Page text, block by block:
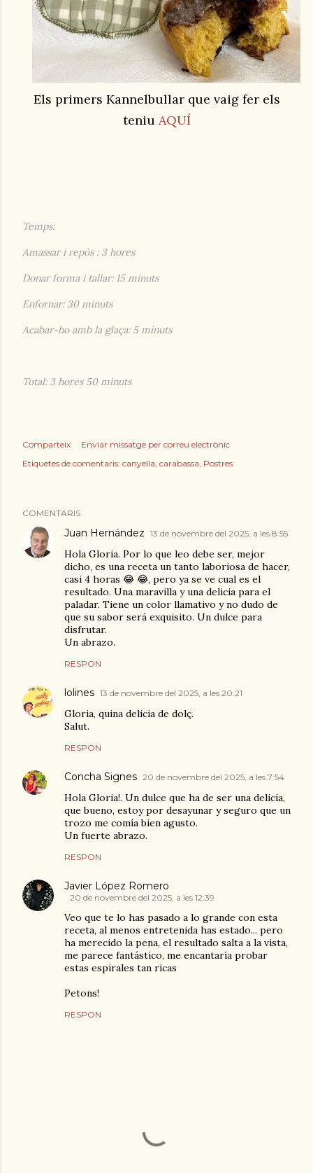
Els primers Kannelbullar que vaig fer els
teniu AQUÍ
Temps:
Amassar i repòs : 3 hores
Donar forma i tallar: 15 minuts
Enfornar: 30 minuts
Acabar-ho amb la glaça: 5 minuts
Total: 3 hores 50 minuts
Comparteix
Enviar missatge per correu electrònic
Etiquetes de comentaris: canyella carabassa Postres
COMENTARIS
Juan Hernández 13 de novembre del 2025, a les 8:55
Hola Gloria. Por lo que leo debe ser, mejor
dicho, es una receta un tanto laboriosa de hacer,
casi 4 horas 😂 😂, pero ya se ve cual es el
resultado. Una maravilla y una delicia para el
paladar. Tiene un color llamativo y no dudo de
que su sabor será exquisito. Un dulce para
disfrutar.
Un abrazo.
RESPON
lolines 13 de novembre del 2025, a les 20:21
Gloria, quina delicia de dolç.
Salut.
RESPON
Concha Signes 20 de novembre del 2025, a les 7:54
Hola Gloria!. Un dulce que ha de ser una delicia,
que bueno, estoy por desayunar y seguro que un
trozo me comía bien agusto.
Un fuerte abrazo.
RESPON
Javier López Romero
20 de novembre del 2025, a les 12:39
Veo que te lo has pasado a lo grande con esta
receta, al menos entretenida has estado... pero
ha merecido la pena, el resultado salta a la vista,
me parece fantástico, me encantaría probar
estas espirales tan ricas
Petons!
RESPON